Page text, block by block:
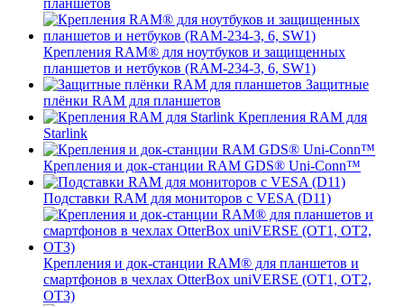
планшетов
Крепления RAM® для ноутбуков и защищенных
планшетов и нетбуков (RAM-234-3, 6, SW1)
Защитные
плёнки RAM для планшетов
Крепления RAM для
Starlink
Крепления и док-станции RAM GDS® Uni-Conn™
Подставки RAM для мониторов с VESA (D11)
Крепления и док-станции RAM® для планшетов и
смартфонов в чехлах OtterBox uniVERSE (OT1, OT2,
OT3)